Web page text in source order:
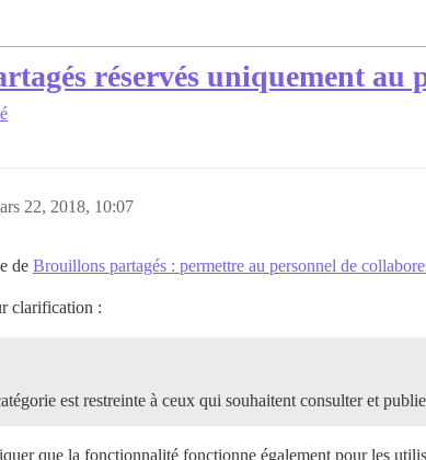
réservés uniquement au
22, 2018, 10:07
de Brouillons partagés : permettre au personnel de
clarification :
est restreinte à ceux qui souhaitent consulter et
que la fonctionnalité fonctionne également pour les